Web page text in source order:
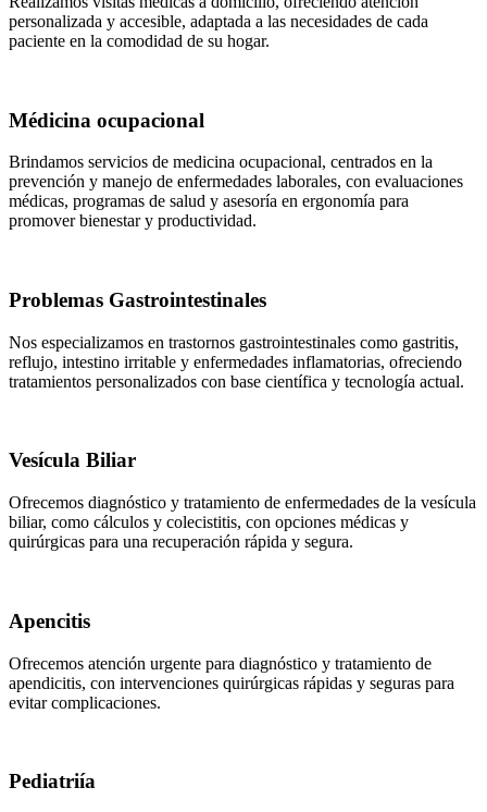
personalizada y accesible, adaptada a las necesidades de cada
paciente en la comodidad de su hogar.
Médicina ocupacional
Brindamos servicios de medicina ocupacional, centrados en la
prevención y manejo de enfermedades laborales, con evaluaciones
médicas, programas de salud y asesoría en ergonomía para
promover bienestar y productividad.
Problemas Gastrointestinales
Nos especializamos en trastornos gastrointestinales como gastritis,
reflujo, intestino irritable y enfermedades inflamatorias, ofreciendo
tratamientos personalizados con base científica y tecnología actual.
Vesícula Biliar
Ofrecemos diagnóstico y tratamiento de enfermedades de la vesícula
biliar, como cálculos y colecistitis, con opciones médicas y
quirúrgicas para una recuperación rápida y segura.
Apencitis
Ofrecemos atención urgente para diagnóstico y tratamiento de
apendicitis, con intervenciones quirúrgicas rápidas y seguras para
evitar complicaciones.
Pediatriía